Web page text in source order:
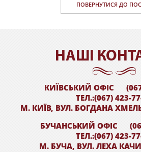
ПОВЕРНУТИСЯ ДО
НАШI
КИЇВСЬКИЙ ОФІС
ТЕЛ.:(067) 423-
М. КИЇВ, ВУЛ. БОГДАНА
БУЧАНСЬКИЙ ОФІС
ТЕЛ.:(067) 423-
М. БУЧА, ВУЛ. ЛЕХА